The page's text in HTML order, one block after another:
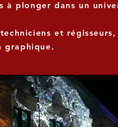
à plonger dans un
et
graphique.